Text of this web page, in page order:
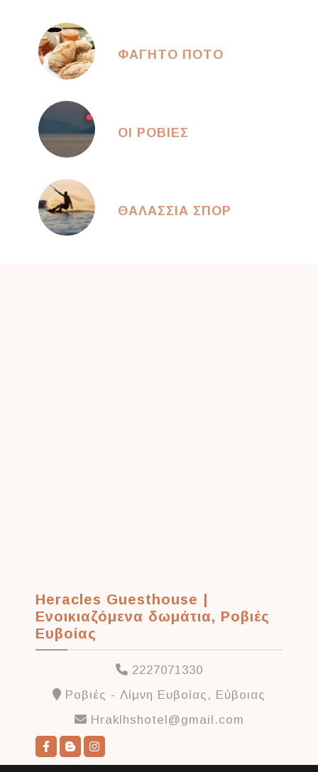
ΦΑΓΗΤΟ ΠΟΤΟ
ΟΙ ΡΟΒΙΕΣ
ΘΑΛΑΣΣΙΑ ΣΠΟΡ
2227071330
Ροβιές - Λίμνη Ευβοίας, Εύβοιας
Hraklhshotel@gmail.com
Heracles Guesthouse |
Ενοικιαζόμενα δωμάτια, Ροβιές
Ευβοίας